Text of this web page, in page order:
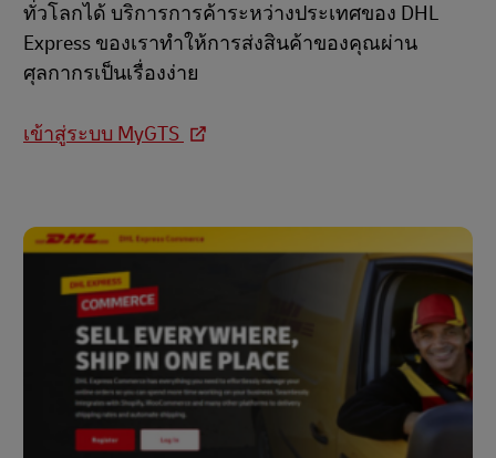
ทั่วโลกได้ บริการการค้าระหว่างประเทศของ DHL
Express ของเราทำให้การส่งสินค้าของคุณผ่าน
ศุลกากรเป็นเรื่องง่าย
เข้าสู่ระบบ MyGTS